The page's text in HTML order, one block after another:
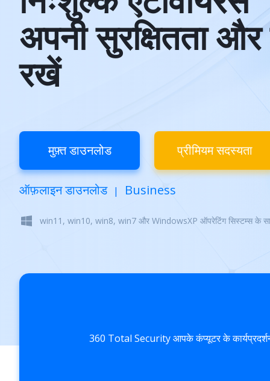
अपनी सुरक्षितता और
रखें
मुफ़्त डाउनलोड प्रीमियम सदस्यता
ऑफ़लाइन डाउनलोड | Business
win11, win10, win8, win7 और WindowsXP ऑपरेटिंग सिस्टम्स के
360 Total Security आपके कंप्यूटर के कार्यप्रदर्शन